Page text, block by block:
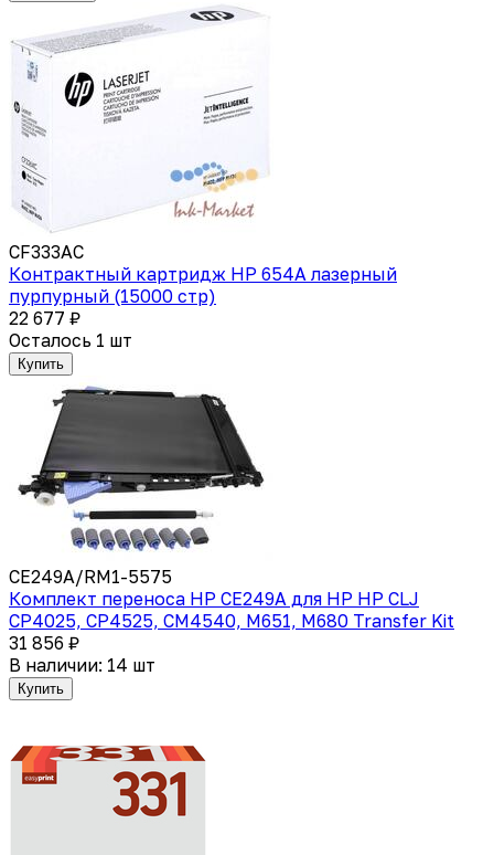
CF333AC
Контрактный картридж HP 654A лазерный
пурпурный (15000 стр)
22 677 ₽
Осталось 1 шт
Купить
CE249A/RM1-5575
Комплект переноса HP CE249A для HP HP CLJ
CP4025, CP4525, CM4540, M651, M680 Transfer Kit
31 856 ₽
В наличии: 14 шт
Купить